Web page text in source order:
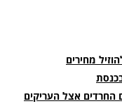
מחירים
החרדים אצל העריקים